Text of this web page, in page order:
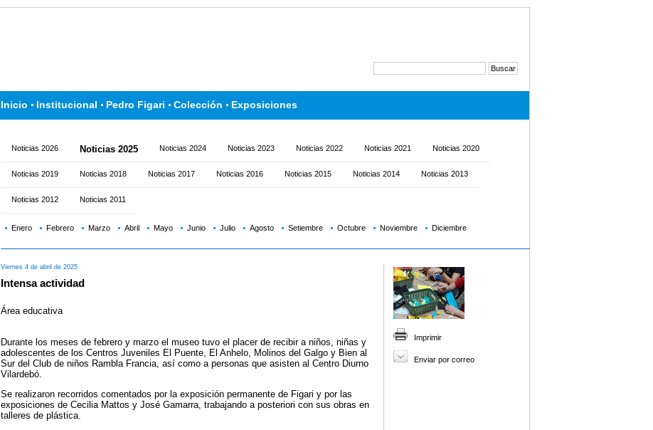
Inicio Institucional Pedro Figari Colección Exposiciones
Noticias 2026 Noticias 2025 Noticias 2024 Noticias 2023 Noticias 2022 Noticias 2021 Noticias 2020
Noticias 2019 Noticias 2018 Noticias 2017 Noticias 2016 Noticias 2015 Noticias 2014 Noticias 2013
Noticias 2012 Noticias 2011
Enero Febrero Marzo Abril Mayo Junio Julio Agosto Setiembre Octubre Noviembre Diciembre
Viernes 4 de abril de 2025
Intensa actividad
Área educativa
Durante los meses de febrero y marzo el museo tuvo el placer de recibir a niños, niñas y
adolescentes de los Centros Juveniles El Puente, El Anhelo, Molinos del Galgo y Bien al
Sur del Club de niños Rambla Francia, así como a personas que asisten al Centro Diurno
Vilardebó.
Se realizaron recorridos comentados por la exposición permanente de Figari y por las
exposiciones de Cecilia Mattos y José Gamarra, trabajando a posteriori con sus obras en
talleres de plástica.
Imprimir
Enviar por correo